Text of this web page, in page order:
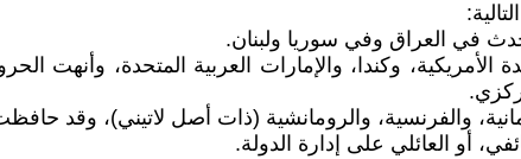
وكندا، والإمارات العربية المتحدة، وأنهت